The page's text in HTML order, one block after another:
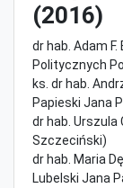
(2016)
dr hab. Adam
Politycznych
ks. dr hab.
Papieski Jana
dr hab. Urszula
Szczeciński)
dr hab. Maria
Lubelski Jana